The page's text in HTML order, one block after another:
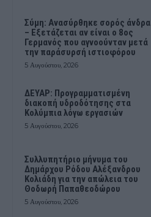
Σύμη: Ανασύρθηκε σορός άνδρα
– Εξετάζεται αν είναι ο 8ος
Γερμανός που αγνοούνταν μετά
την παράσυρσή ιστιοφόρου
5 Αυγούστου, 2026
ΔΕΥΑΡ: Προγραμματισμένη
διακοπή υδροδότησης στα
Κολύμπια λόγω εργασιών
5 Αυγούστου, 2026
Συλλυπητήριο μήνυμα του
Δημάρχου Ρόδου Αλέξανδρου
Κολιάδη για την απώλεια του
Θοδωρή Παπαθεοδώρου
5 Αυγούστου, 2026